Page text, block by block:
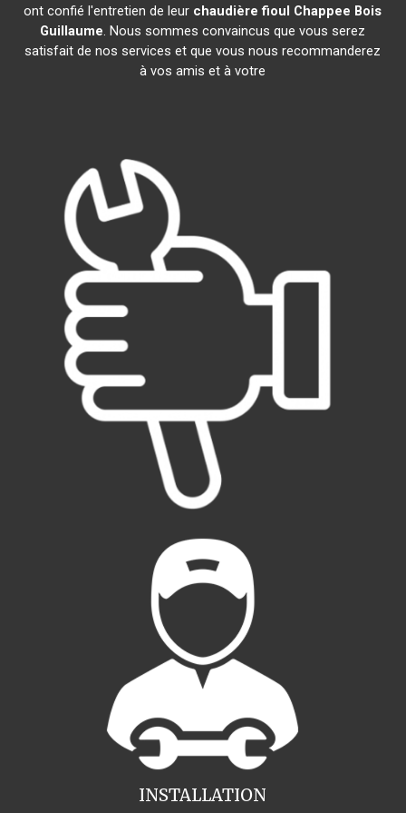
ont confié l'entretien de leur chaudière fioul Chappee Bois
Guillaume. Nous sommes convaincus que vous serez
satisfait de nos services et que vous nous recommanderez
à vos amis et à votre
INSTALLATION